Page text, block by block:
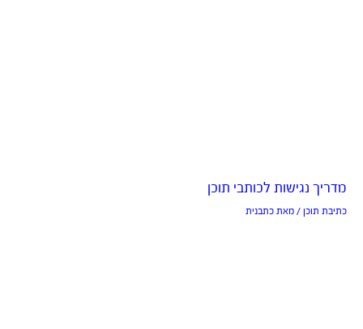
מדריך נגישות לכותבי תוכן
כתיבת תוכן / מאת כתבנית